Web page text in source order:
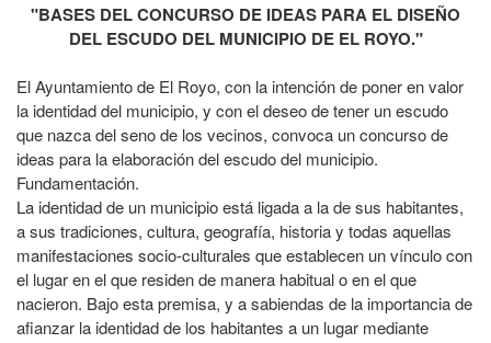
"BASES DEL CONCURSO DE IDEAS PARA EL DISEÑO
DEL ESCUDO DEL MUNICIPIO DE EL ROYO."
El Ayuntamiento de El Royo, con la intención de poner en valor
la identidad del municipio, y con el deseo de tener un escudo
que nazca del seno de los vecinos, convoca un concurso de
ideas para la elaboración del escudo del municipio.
Fundamentación.
La identidad de un municipio está ligada a la de sus habitantes,
a sus tradiciones, cultura, geografía, historia y todas aquellas
manifestaciones socio-culturales que establecen un vínculo con
el lugar en el que residen de manera habitual o en el que
nacieron. Bajo esta premisa, y a sabiendas de la importancia de
afianzar la identidad de los habitantes a un lugar mediante